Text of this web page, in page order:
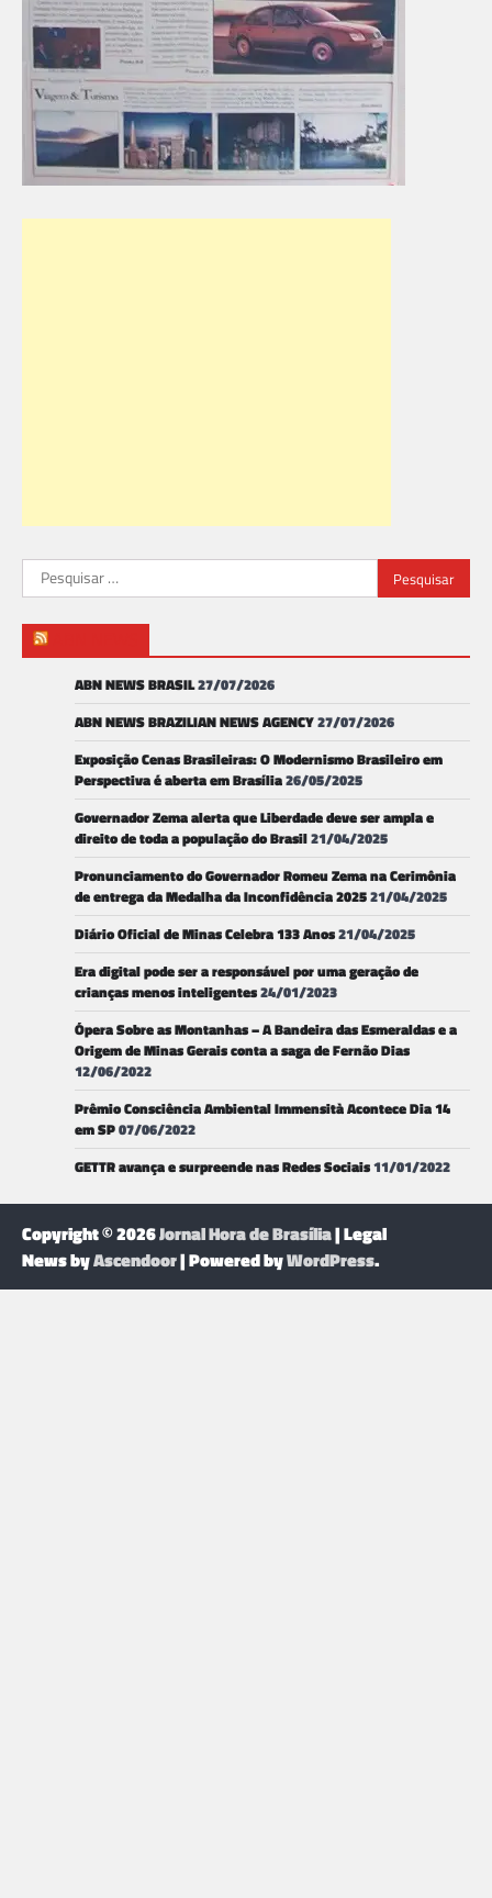
Pesquisar
por:
ABN NEWS BRASIL27/07/2026
ABN NEWS BRAZILIAN NEWS AGENCY27/07/2026
Exposição Cenas Brasileiras: O Modernismo Brasileiro em
Perspectiva é aberta em Brasília26/05/2025
Governador Zema alerta que Liberdade deve ser ampla e
direito de toda a população do Brasil21/04/2025
Pronunciamento do Governador Romeu Zema na Cerimônia
de entrega da Medalha da Inconfidência 202521/04/2025
Diário Oficial de Minas Celebra 133 Anos21/04/2025
Era digital pode ser a responsável por uma geração de
crianças menos inteligentes24/01/2023
Ópera Sobre as Montanhas – A Bandeira das Esmeraldas e a
Origem de Minas Gerais conta a saga de Fernão Dias
12/06/2022
Prêmio Consciência Ambiental Immensità Acontece Dia 14
em SP07/06/2022
GETTR avança e surpreende nas Redes Sociais11/01/2022
Copyright © 2026Jornal Hora de Brasília| Legal
News byAscendoor| Powered byWordPress.